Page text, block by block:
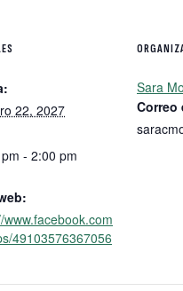
22, 2027
- 2:00 pm
www.facebook.com
49103576367056
Sara
Correo